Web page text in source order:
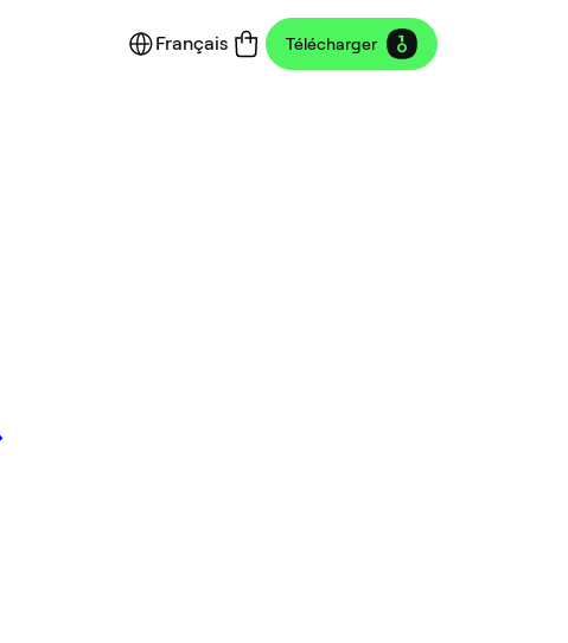
Français Télécharger